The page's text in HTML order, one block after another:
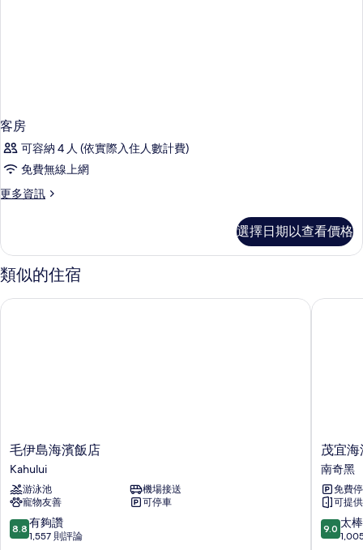
客房
可容納 4 人 (依實際入住人數計費)
免費無線上網
更多資訊
更
的
詳
情
選擇日期以查看價格
類似的住宿
毛
伊
島
海
濱
飯
店
毛伊島海濱飯店
Kahului
游泳池
機場接送
寵物友善
可停車
8.8
分，
8.8 有夠讚
1,557 則評論
毛伊島海濱飯店
茂
宜
海
濱
溫
德
姆
茂宜
南奇黑
免費
可提
9.0
分，
9.0 太
茂宜海